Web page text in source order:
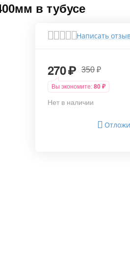
в тубусе
Написать
270₽ 350 ₽
Вы экономите: 80 ₽
Нет в наличии